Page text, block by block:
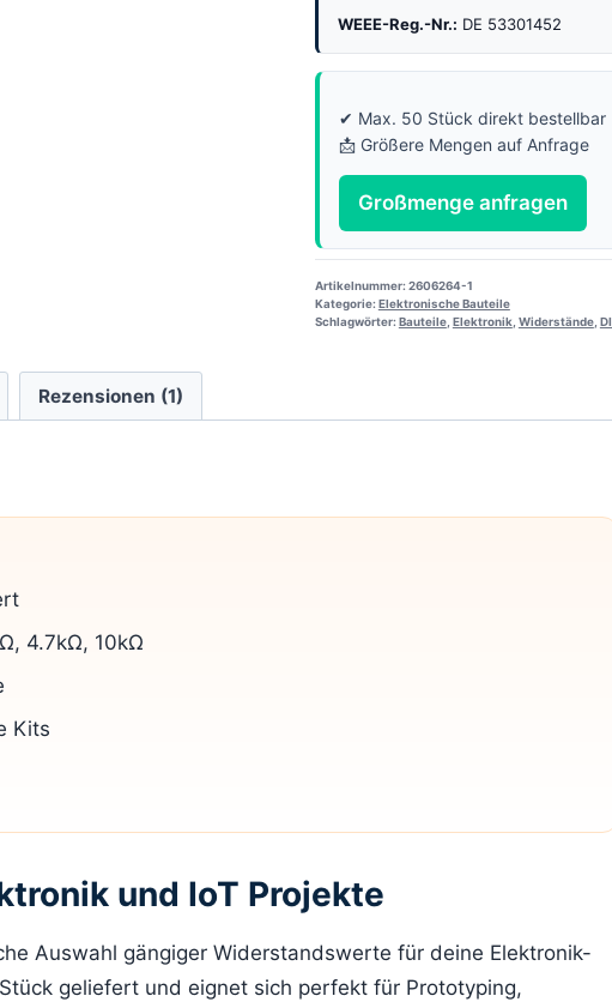
WEEE-Reg.-Nr.: DE 53301452
✔ Max. 50 Stück direkt bestellbar
📩 Größere Mengen auf Anfrage
Großmenge anfragen
Artikelnummer:2606264-1
Kategorie:Elektronische Bauteile
Schlagwörter:Bauteile, Elektronik Widerstände,
Rezensionen (1)
4.7kΩ, 10kΩ
Kits
und IoT Projekte
Auswahl gängiger Widerstandswerte für deine Elektronik-
geliefert und eignet sich perfekt für Prototyping,